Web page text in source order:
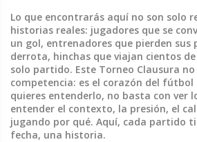
Lo que encontrarás aquí no son solo
historias reales: jugadores que se
un gol, entrenadores que pierden sus
derrota, hinchas que viajan cientos
solo partido. Este Torneo Clausura
competencia: es el corazón del fútbol
quieres entenderlo, no basta con ver
entender el contexto, la presión, el
jugando por qué. Aquí, cada partido
fecha, una historia.